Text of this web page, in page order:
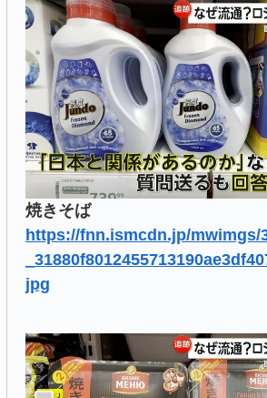
焼きそば
https://fnn.ismcdn.jp/mwimgs/
jpg